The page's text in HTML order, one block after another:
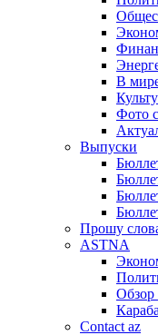
В
Фото
Выпуски
Прошу
ASTNA
Обзор
Contact az